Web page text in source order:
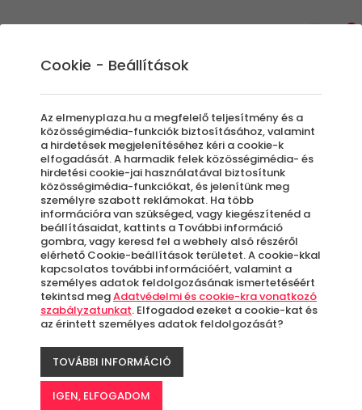
Élmények
Szűrők beállítása
Élmények
Rendezés:
Cookie - Beállítások
Az elmenyplaza.hu a megfelelő teljesítmény és a
közösségimédia-funkciók biztosításához, valamint
a hirdetések megjelenítéséhez kéri a cookie-k
elfogadását. A harmadik felek közösségimédia- és
hirdetési cookie-jai használatával biztosítunk
közösségimédia-funkciókat, és jelenítünk meg
személyre szabott reklámokat. Ha több
információra van szükséged, vagy kiegészítenéd a
beállításaidat, kattints a További információ
gombra, vagy keresd fel a webhely alsó részéről
elérhető Cookie-beállítások területet. A cookie-kkal
kapcsolatos további információért, valamint a
személyes adatok feldolgozásának ismertetéséért
tekintsd megAdatvédelmi és cookie-kra vonatkozó
szabályzatunkat. Elfogadod ezeket a cookie-kat és
az érintett személyes adatok feldolgozását?
TOVÁBBI INFORMÁCIÓ
IGEN, ELFOGADOM